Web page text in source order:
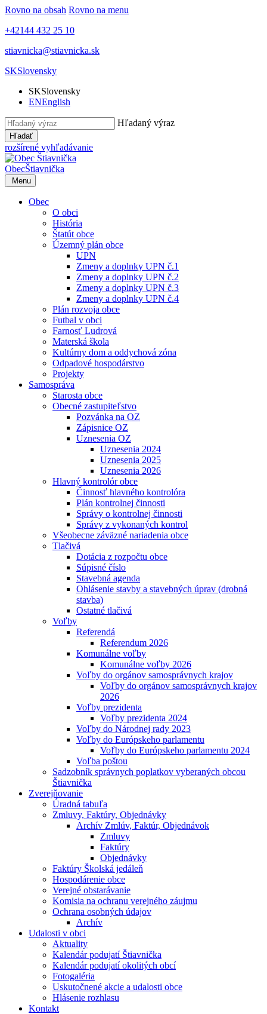
Rovno na obsah Rovno na menu
+42144 432 25 10
stiavnicka@stiavnicka.sk
SKSlovensky
SKSlovensky
ENEnglish
Hľadaný výraz
Hľadať
rozšírené vyhľadávanie
ObecŠtiavnička
Menu
Obec
O obci
História
Štatút obce
Územný plán obce
UPN
Zmeny a doplnky UPN č.1
Zmeny a doplnky UPN č.2
Zmeny a doplnky UPN č.3
Zmeny a doplnky UPN č.4
Plán rozvoja obce
Futbal v obci
Farnosť Ludrová
Materská škola
Kultúrny dom a oddychová zóna
Odpadové hospodárstvo
Projekty
Samospráva
Starosta obce
Obecné zastupiteľstvo
Pozvánka na OZ
Zápisnice OZ
Uznesenia OZ
Uznesenia 2024
Uznesenia 2025
Uznesenia 2026
Hlavný kontrolór obce
Činnosť hlavného kontrolóra
Plán kontrolnej činnosti
Správy o kontrolnej činnosti
Správy z vykonaných kontrol
Všeobecne záväzné nariadenia obce
Tlačivá
Dotácia z rozpočtu obce
Súpisné číslo
Stavebná agenda
Ohlásenie stavby a stavebných úprav (drobná
stavba)
Ostatné tlačivá
Voľby
Referendá
Referendum 2026
Komunálne voľby
Komunálne voľby 2026
Voľby do orgánov samosprávnych krajov
Voľby do orgánov samosprávnych krajov
2026
Voľby prezidenta
Voľby prezidenta 2024
Voľby do Národnej rady 2023
Voľby do Európskeho parlamentu
Voľby do Európskeho parlamentu 2024
Voľba poštou
Sadzobník správnych poplatkov vyberaných obcou
Štiavnička
Zverejňovanie
Úradná tabuľa
Zmluvy, Faktúry, Objednávky
Archív Zmlúv, Faktúr, Objednávok
Zmluvy
Faktúry
Objednávky
Faktúry Školská jedáleň
Hospodárenie obce
Verejné obstarávanie
Komisia na ochranu verejného záujmu
Ochrana osobných údajov
Archív
Udalosti v obci
Aktuality
Kalendár podujatí Štiavnička
Kalendár podujatí okolitých obcí
Fotogaléria
Uskutočnené akcie a udalosti obce
Hlásenie rozhlasu
Kontakt